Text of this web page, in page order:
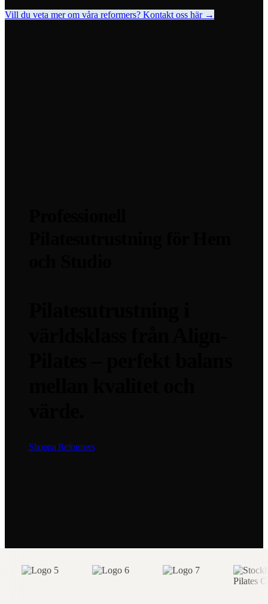
Vill du veta mer om våra reformers? Kontakt oss här →
Shoppa Reformers